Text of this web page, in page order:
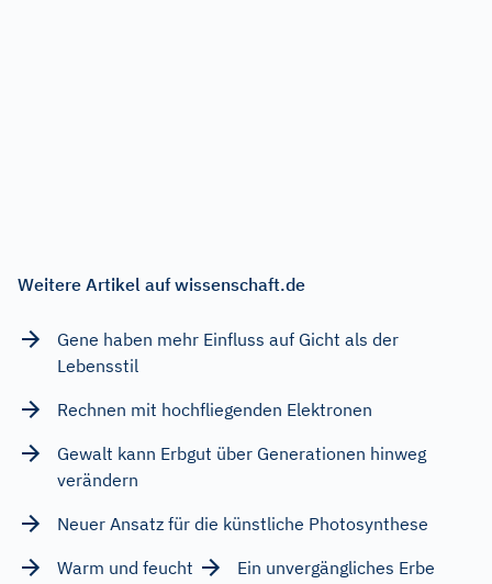
Weitere Artikel auf wissenschaft.de
Gene haben mehr Einfluss auf Gicht als der
Lebensstil
Rechnen mit hochfliegenden Elektronen
Gewalt kann Erbgut über Generationen hinweg
verändern
Neuer Ansatz für die künstliche Photosynthese
Warm und feucht
Ein unvergängliches Erbe